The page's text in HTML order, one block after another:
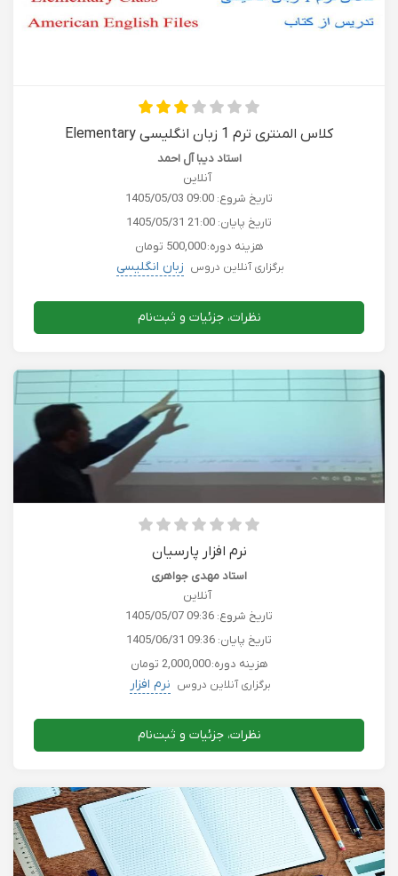
کلاس المنتری ترم 1 زبان انگلیسی Elementary
استاد دیبا آل احمد
آنلاین
تاریخ شروع: 1405/05/03 09:00
تاریخ پایان: 1405/05/31 21:00
هزینه دوره:500,000 تومان
برگزاری آنلاین دروس زبان انگلیسی
نظرات، جزئیات و ثبت‌نام
نرم افزار پارسیان
استاد مهدی جواهری
آنلاین
تاریخ شروع: 1405/05/07 09:36
تاریخ پایان: 1405/06/31 09:36
هزینه دوره:2,000,000 تومان
برگزاری آنلاین دروس نرم افزار
نظرات، جزئیات و ثبت‌نام